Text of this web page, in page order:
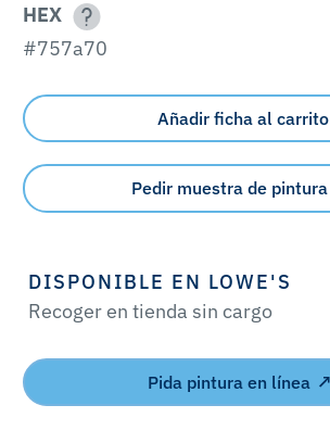
HEX
#757a70
Añadir ficha al carrito
Pedir muestra de pintura
DISPONIBLE EN LOWE'S
Recoger en tienda sin cargo
Pida pintura en línea